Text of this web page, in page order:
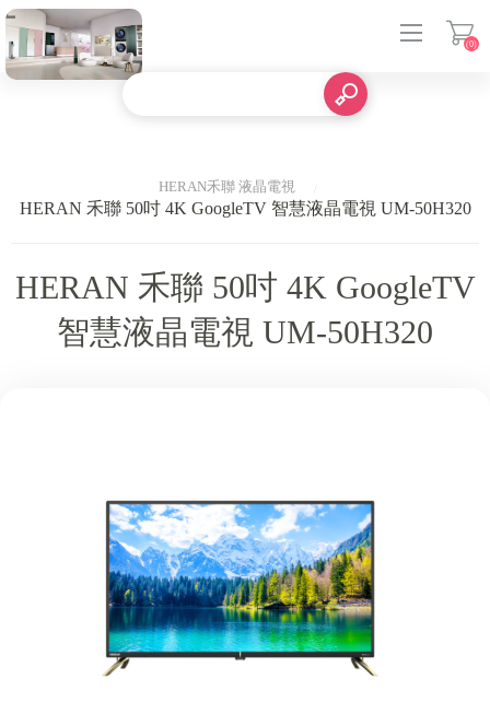
(0)
HERAN禾聯 液晶電視
HERAN 禾聯 50吋 4K GoogleTV 智慧液晶電視 UM-50H320
HERAN 禾聯 50吋 4K GoogleTV
智慧液晶電視 UM-50H320